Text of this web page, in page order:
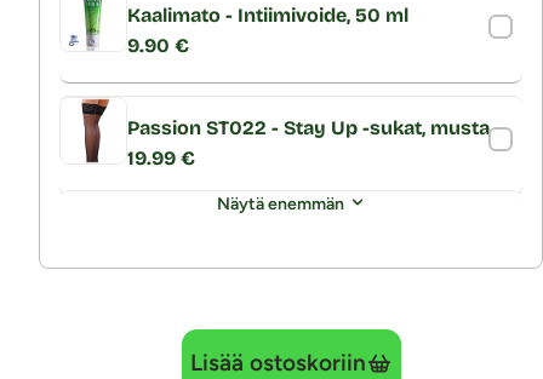
Kaalimato - Intiimivoide, 50 ml
9.90 €
Passion ST022 - Stay Up -sukat, musta
19.99 €
Näytä enemmän
Lisää ostoskoriin